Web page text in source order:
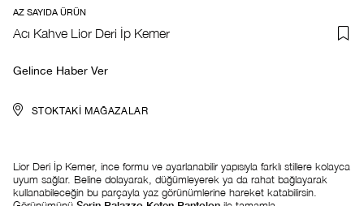
AZ SAYIDA ÜRÜN
Acı Kahve Lior Deri İp Kemer
Gelince Haber Ver
STOKTAKI MAĞAZALAR
Lior Deri İp Kemer, ince formu ve ayarlanabilir yapısıyla farklı stillere kolayca
uyum sağlar. Beline dolayarak, düğümleyerek ya da rahat bağlayarak
kullanabileceğin bu parçayla yaz görünümlerine hareket katabilirsin.